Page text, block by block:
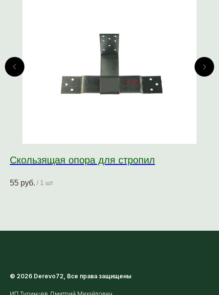
Скользящая опора для стропил
55 руб. / 1 шт
© 2026 Derevo72, Все права защищены